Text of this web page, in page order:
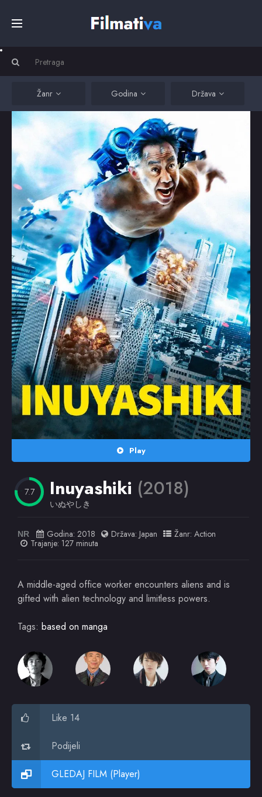
Filmovi
Kino
Top
Random
Omiljeni
Žanr Godina Država
Play
7.7 Inuyashiki (2018)
いぬやしき
NR Godina: 2018 Država: Japan Žanr: Action
Trajanje: 127 minuta
A middle-aged office worker encounters aliens and is
gifted with alien technology and limitless powers.
Tags: based on manga
Like 14
Podijeli
GLEDAJ FILM (Player)